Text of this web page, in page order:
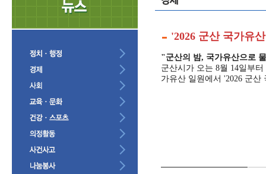
'2026 군산 국가유
"군산의 밤, 국가유산으로
군산시가 오는 8월 14일부
가유산 일원에서 '2026 군